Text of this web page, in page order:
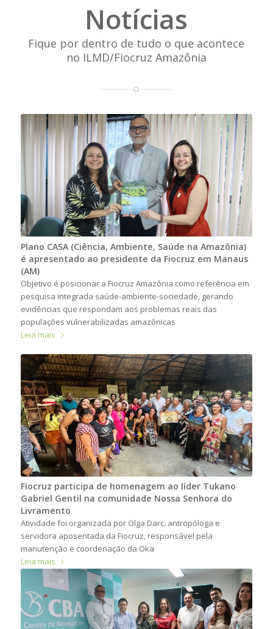
Notícias
Fique por dentro de tudo o que acontece
no ILMD/Fiocruz Amazônia
Plano CASA (Ciência, Ambiente, Saúde na Amazônia)
é apresentado ao presidente da Fiocruz em Manaus
(AM)
Objetivo é posicionar a Fiocruz Amazônia como referência em
pesquisa integrada saúde-ambiente-sociedade, gerando
evidências que respondam aos problemas reais das
populações vulnerabilizadas amazônicas
Leia mais
Fiocruz participa de homenagem ao líder Tukano
Gabriel Gentil na comunidade Nossa Senhora do
Livramento
Atividade foi organizada por Olga Darc, antropóloga e
servidora aposentada da Fiocruz, responsável pela
manutenção e coordenação da Oka
Leia mais